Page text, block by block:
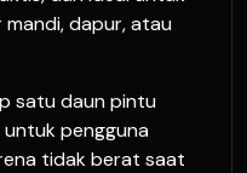
dapur, atau
satu daun pintu
pengguna
tidak berat saat